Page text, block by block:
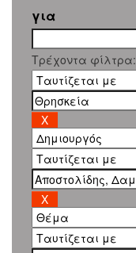
για
Τρέχοντα φίλτρα: